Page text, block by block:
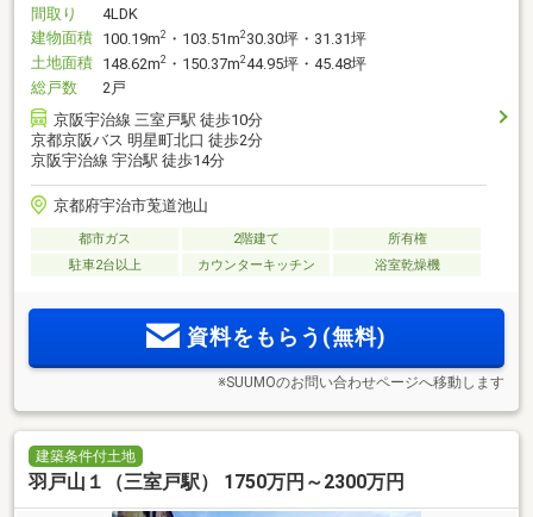
間取り
4LDK
建物面積 100.19m2 ・103.51m2 30.30坪・31.31坪
土地面積 148.62m2 ・150.37m244.95坪・45.48坪
総戸数
2戸
京阪宇治線 三室戸駅 徒歩10分
京都京阪バス 明星町北口 徒歩2分
京阪宇治線 宇治駅 徒歩14分
京都府宇治市莵道池山
都市ガス 2階建て
所有権
駐車2台以上
カウンターキッチン 浴室乾燥機
資料をもらう(無料)
※SUUMOのお問い合わせページへ移動します
建築条件付土地
羽戸山１（三室戸駅） 1750万円～2300万円